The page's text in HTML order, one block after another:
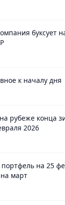
буксует
к началу дня
рубеже конца
2026
на 25
март